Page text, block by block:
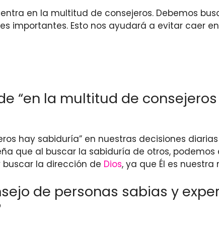
en la multitud de consejeros. Debemos
importantes. Esto nos ayudará a evitar caer
“en la multitud de
hay sabiduría” en nuestras decisiones
que al buscar la sabiduría de otros,
la dirección de Dios, ya que Él es
de personas sabias y